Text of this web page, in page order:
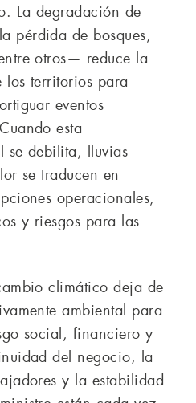
La degradación de
pérdida de bosques,
otros— reduce la
territorios para
eventos
esta
se debilita, lluvias
se traducen en
operacionales,
y riesgos para las
climático deja de
ambiental para
social, financiero y
del negocio, la
y la estabilidad